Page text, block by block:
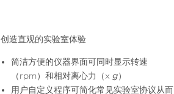
创造直观的实验室体验
简洁方便的仪器界面可同时显示转速
（rpm）和相对离心力（x g）
用户自定义程序可简化常见实验室协议从而